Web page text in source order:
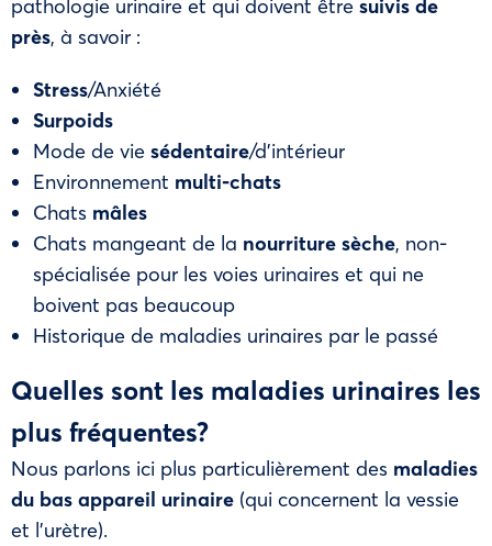
pathologie urinaire et qui doivent être suivis de
près, à savoir :
Stress/Anxiété
Surpoids
Mode de vie sédentaire/d’intérieur
Environnement multi-chats
Chats mâles
Chats mangeant de la nourriture sèche, non-
spécialisée pour les voies urinaires et qui ne
boivent pas beaucoup
Historique de maladies urinaires par le passé
Quelles sont les maladies urinaires les
plus fréquentes?
Nous parlons ici plus particulièrement des maladies
du bas appareil urinaire (qui concernent la vessie
et l’urètre).